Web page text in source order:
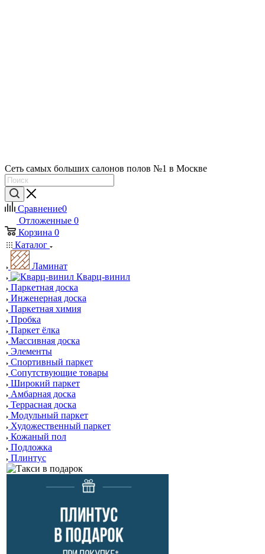
Сеть самых больших салонов полов №1 в Москве
Сравнение0
Отложенные 0
Корзина 0
Каталог
Ламинат
Кварц-винил
Паркетная доска
Инженерная доска
Паркетная химия
Пробка
Паркет ёлка
Массивная доска
Элементы
Спортивный паркет
Сопутствующие товары
Широкий паркет
Амбарная доска
Террасная доска
Модульный паркет
Художественный паркет
Кожаный пол
Подложка
Плинтус